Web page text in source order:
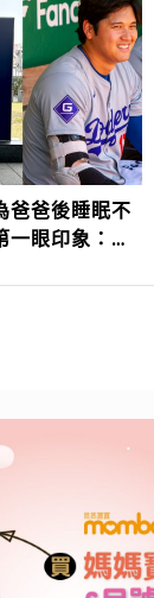
爸爸後睡眠不
一眼印象：
」